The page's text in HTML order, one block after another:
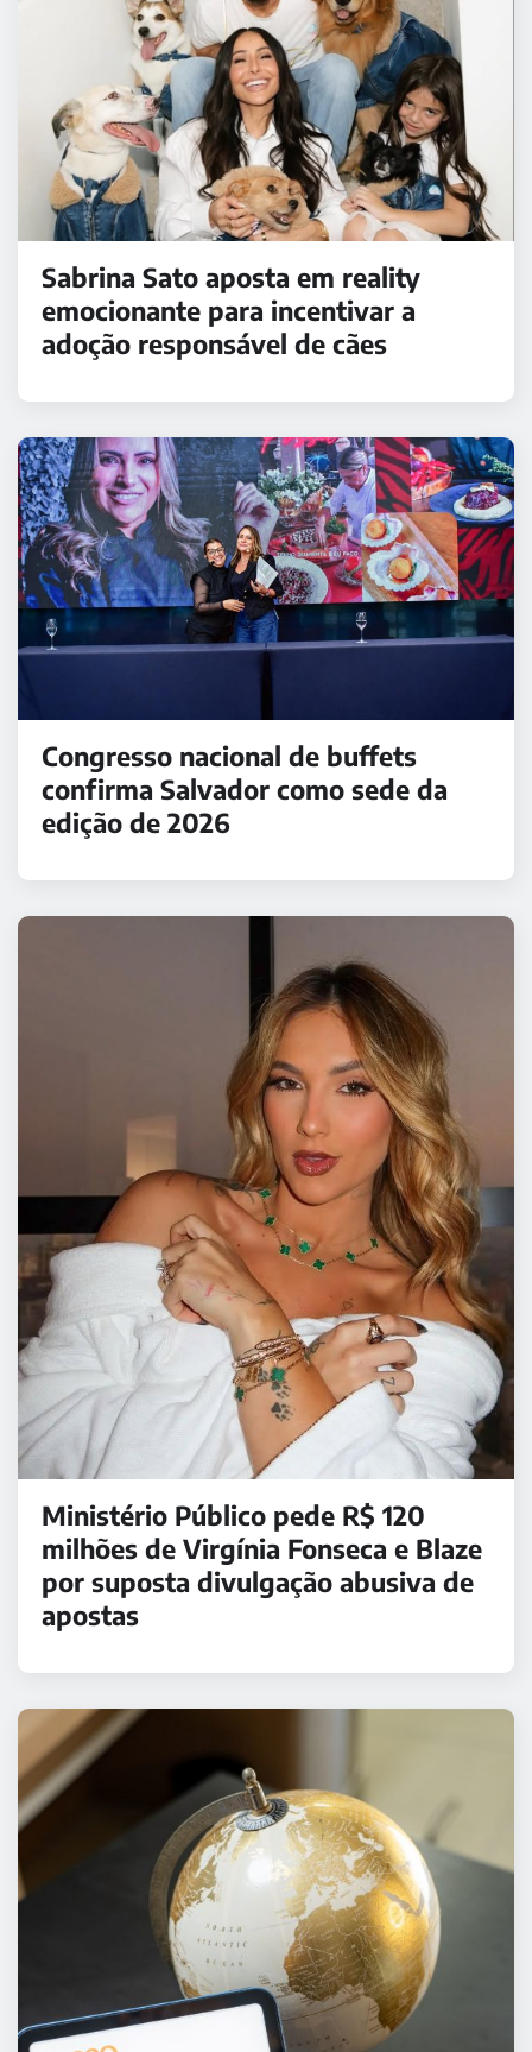
Sabrina Sato aposta em reality
emocionante para incentivar a
adoção responsável de cães
Congresso nacional de buffets
confirma Salvador como sede da
edição de 2026
Ministério Público pede R$ 120
milhões de Virgínia Fonseca e Blaze
por suposta divulgação abusiva de
apostas